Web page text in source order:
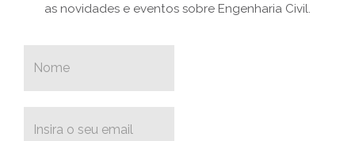
as novidades e eventos sobre Engenharia Civil.